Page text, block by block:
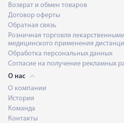
Возврат и обмен товаров
Договор оферты
Обратная связь
Розничная торговля
медицинского применения
Обработка персональных данных
Согласие на получение рекламных
О нас
О компании
История
Команда
Контакты